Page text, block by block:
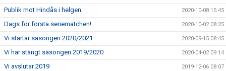
Publik mot Hindås i helgen 2020-10-08 15:45
Dags för första seriematchen! 2020-10-02 08:25
Vi startar säsongen 2020/2021 2020-09-15 08:45
Vi har stängt säsongen 2019/2020 2020-04-02 09:14
Vi avslutar 2019 2019-12-06 08:07